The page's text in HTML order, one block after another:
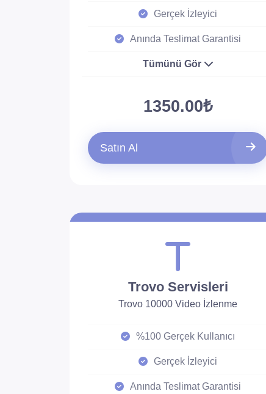
Gerçek İzleyici
Anında Teslimat Garantisi
Tümünü Gör
1350.00₺
Satın Al
Trovo Servisleri
Trovo 10000 Video İzlenme
%100 Gerçek Kullanıcı
Gerçek İzleyici
Anında Teslimat Garantisi